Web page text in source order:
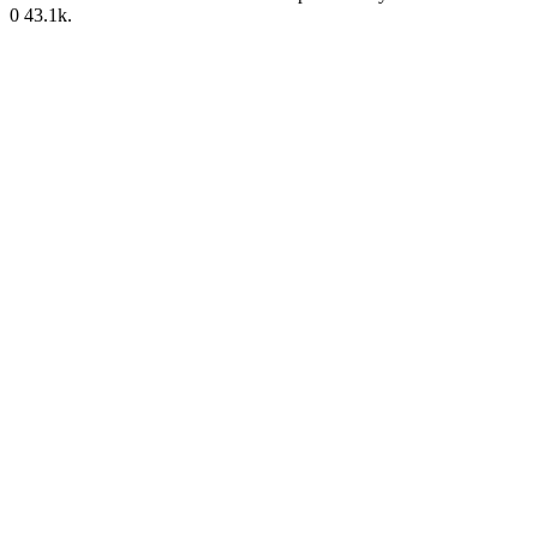
0 43.1k.